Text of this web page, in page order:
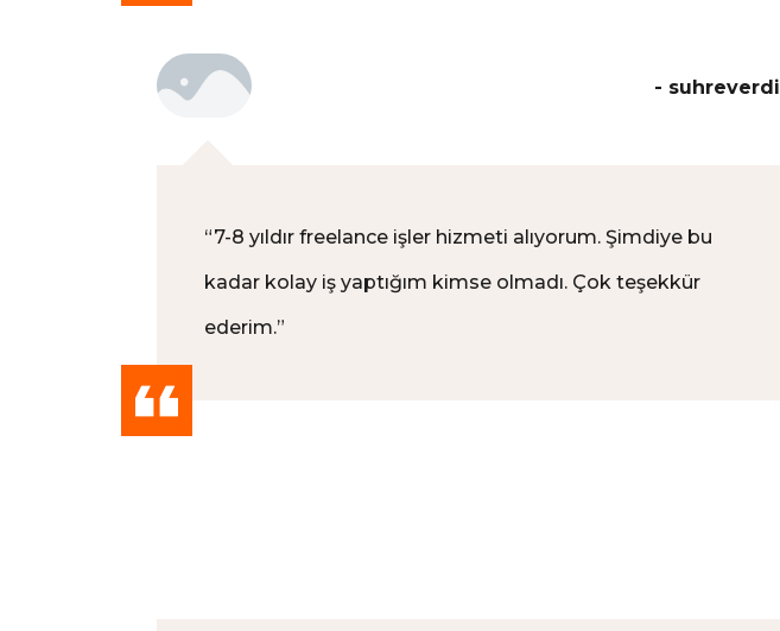
- suhreverdi
“7-8 yıldır freelance işler hizmeti alıyorum. Şimdiye bu
kadar kolay iş yaptığım kimse olmadı. Çok teşekkür
ederim.”